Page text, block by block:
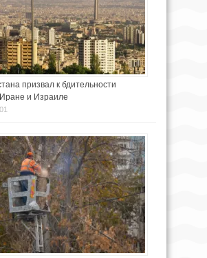
призвал к бдительности
и Израиле